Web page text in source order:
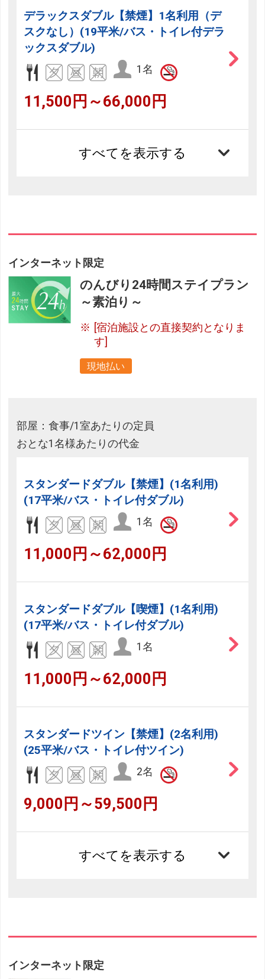
デラックスダブル【禁煙】1名利用（デ
スクなし）(19平米/バス・トイレ付デラ
ックスダブル)
1名
11,500円～66,000円
すべてを表示する
インターネット限定
のんびり24時間ステイプラン
～素泊り～
[宿泊施設との直接契約となりま
す]
現地払い
部屋：食事/1室あたりの定員
おとな1名様あたりの代金
スタンダードダブル【禁煙】(1名利用)
(17平米/バス・トイレ付ダブル)
1名
11,000円～62,000円
スタンダードダブル【喫煙】(1名利用)
(17平米/バス・トイレ付ダブル)
1名
11,000円～62,000円
スタンダードツイン【禁煙】(2名利用)
(25平米/バス・トイレ付ツイン)
2名
9,000円～59,500円
すべてを表示する
インターネット限定